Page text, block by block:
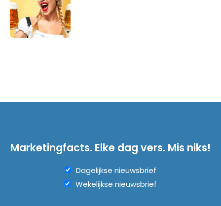
Marketingfacts. Elke dag vers. Mis niks!
Dagelijkse nieuwsbrief
Wekelijkse nieuwsbrief